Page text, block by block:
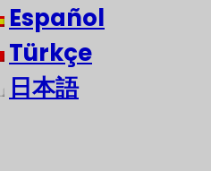
Español
Türkçe
日本語